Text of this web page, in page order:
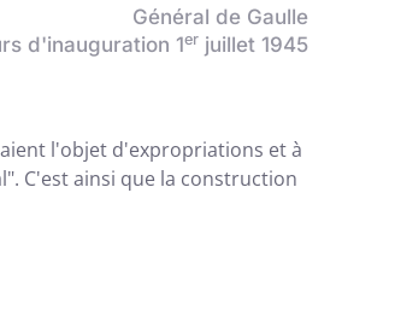
Général de Gaulle
d'inauguration 1er juillet 1945
l'objet d'expropriations et à
C'est ainsi que la construction